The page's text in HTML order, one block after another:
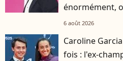
énormément,
6 août 2026
Caroline
fois : l'ex-